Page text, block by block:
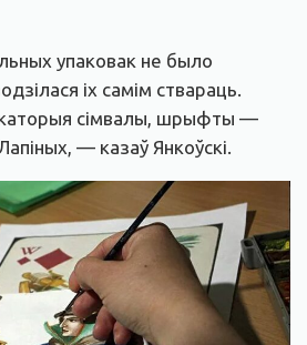
упаковак не было
іх самім ствараць.
сімвалы, шрыфты —
— казаў Янкоўскі.